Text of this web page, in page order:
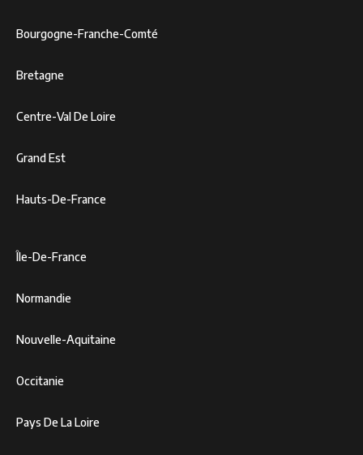
Bourgogne-Franche-Comté
Bretagne
Centre-Val De Loire
Grand Est
Hauts-De-France
Île-De-France
Normandie
Nouvelle-Aquitaine
Occitanie
Pays De La Loire